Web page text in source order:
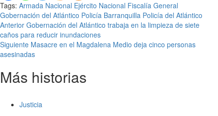
Tags: Armada Nacional Ejército Nacional Fiscalía General
Gobernación del Atlántico Policía Barranquilla Policía del Atlántico
Seguir
leyendo
Anterior Gobernación del Atlántico trabaja en la limpieza de siete
caños para reducir inundaciones
Siguiente Masacre en el Magdalena Medio deja cinco personas
asesinadas
Más historias
Justicia